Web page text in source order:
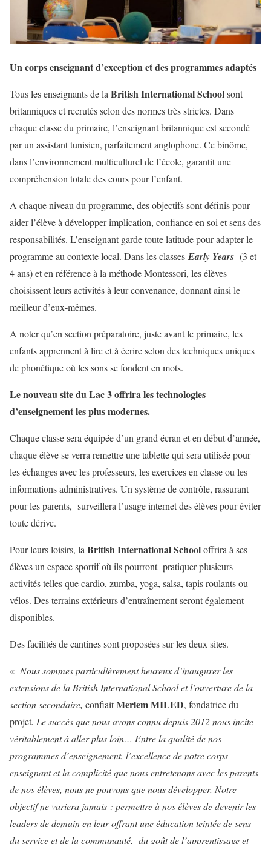
Un corps enseignant d’exception et des programmes adaptés
Tous les enseignants de la British International Schoolsont
britanniques et recrutés selon des normes très strictes. Dans
chaque classe du primaire, l’enseignant britannique est secondé
par un assistant tunisien, parfaitement anglophone. Ce binôme,
dans l’environnement multiculturel de l’école, garantit une
compréhension totale des cours pour l’enfant.
A chaque niveau du programme, des objectifs sont définis pour
aider l’élève à développer implication, confiance en soi et sens des
responsabilités. L’enseignant garde toute latitude pour adapter le
programme au contexte local. Dans les classes Early Years (3 et
4 ans) et en référence à la méthode Montessori, les élèves
choisissent leurs activités à leur convenance, donnant ainsi le
meilleur d’eux-mêmes.
A noter qu’en section préparatoire, juste avant le primaire, les
enfants apprennent à lire et à écrire selon des techniques uniques
de phonétique où les sons se fondent en mots.
Le nouveau site du Lac 3 offrira les technologies
d’enseignement les plus modernes.
Chaque classe sera équipée d’un grand écran et en début d’année,
chaque élève se verra remettre une tablette qui sera utilisée pour
les échanges avec les professeurs, les exercices en classe ou les
informations administratives. Un système de contrôle, rassurant
pour les parents, surveillera l’usage internet des élèves pour éviter
toute dérive.
Pour leurs loisirs, la British International Schooloffrira à ses
élèves un espace sportif où ils pourront pratiquer plusieurs
activités telles que cardio, zumba, yoga, salsa, tapis roulants ou
vélos. Des terrains extérieurs d’entraînement seront également
disponibles.
Des facilités de cantines sont proposées sur les deux sites.
« Nous sommes particulièrement heureux d’inaugurer les
extensions de la British International School et l’ouverture de la
section secondaire, confiaitMeriem MILED, fondatrice du
projet. Le succès que nous avons connu depuis 2012 nous incite
véritablement à aller plus loin… Entre la qualité de nos
programmes d’enseignement, l’excellence de notre corps
enseignant et la complicité que nous entretenons avec les parents
de nos élèves, nous ne pouvons que nous développer. Notre
objectif ne variera jamais : permettre à nos élèves de devenir les
leaders de demain en leur offrant une éducation teintée de sens
du service et de la communauté, du goût de l’apprentissage et